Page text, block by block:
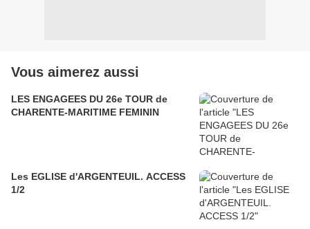
Vous aimerez aussi
LES ENGAGEES DU 26e TOUR de
CHARENTE-MARITIME FEMININ
Les EGLISE d'ARGENTEUIL. ACCESS
1/2